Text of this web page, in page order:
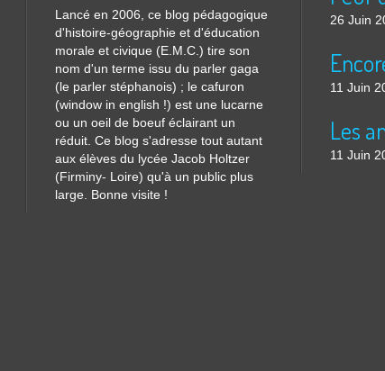
Lancé en 2006, ce blog pédagogique
d'histoire-géographie et d'éducation
morale et civique (E.M.C.) tire son
nom d'un terme issu du parler gaga
(le parler stéphanois) ; le cafuron
(window in english !) est une lucarne
ou un oeil de boeuf éclairant un
réduit. Ce blog s'adresse tout autant
aux élèves du lycée Jacob Holtzer
(Firminy- Loire) qu'à un public plus
large. Bonne visite !
26 Juin
11 Juin
11 Juin